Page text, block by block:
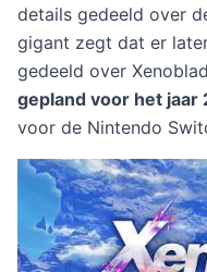
details gedeeld over
gigant zegt dat er
gedeeld over
gepland voor het jaar
voor de Nintendo